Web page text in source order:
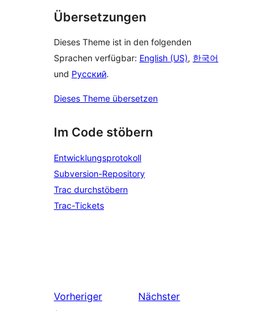
Übersetzungen
Dieses Theme ist in den folgenden
Sprachen verfügbar: English (US), 한국어
und Русский.
Dieses Theme übersetzen
Im Code stöbern
Entwicklungsprotokoll
Subversion-Repository
Trac durchstöbern
Trac-Tickets
Vorheriger
Nächster